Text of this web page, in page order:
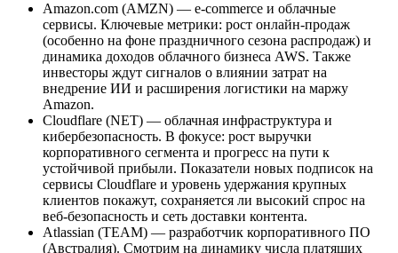
Amazon.com (AMZN) — e-commerce и облачные
сервисы. Ключевые метрики: рост онлайн-продаж
(особенно на фоне праздничного сезона распродаж) и
динамика доходов облачного бизнеса AWS. Также
инвесторы ждут сигналов о влиянии затрат на
внедрение ИИ и расширения логистики на маржу
Amazon.
Cloudflare (NET) — облачная инфраструктура и
кибербезопасность. В фокусе: рост выручки
корпоративного сегмента и прогресс на пути к
устойчивой прибыли. Показатели новых подписок на
сервисы Cloudflare и уровень удержания крупных
клиентов покажут, сохраняется ли высокий спрос на
веб-безопасность и сеть доставки контента.
Atlassian (TEAM) — разработчик корпоративного ПО
(Австралия). Смотрим на динамику числа платящих